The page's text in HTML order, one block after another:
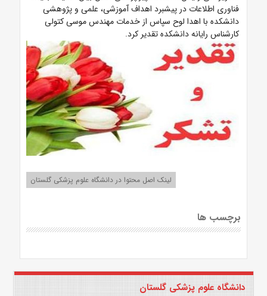
فناوری اطلاعات در پیشبرد اهداف آموزشی، علمی و پژوهشی
دانشکده با اهدا لوح سپاس از خدمات مهندس موسی کتولی
کارشناس رایانه دانشکده تقدیر کرد.
لینک اصل محتوا در دانشگاه علوم پزشکی گلستان
برچسب ها
دانشگاه علوم پزشکی گلستان